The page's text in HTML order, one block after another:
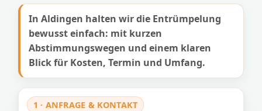
In Aldingen halten wir die Entrümpelung
bewusst einfach: mit kurzen
Abstimmungswegen und einem klaren
Blick für Kosten, Termin und Umfang.
1 · ANFRAGE & KONTAKT